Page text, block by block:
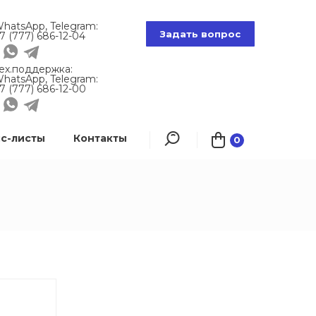
листы Контакты 0
Telegram:
(777) 686-12-04
Telegram:
(777) 686-12-00
Задать вопрос